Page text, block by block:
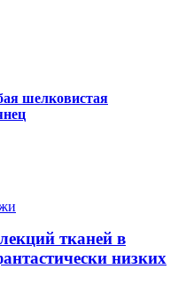
шелковистая
тканей в
низких